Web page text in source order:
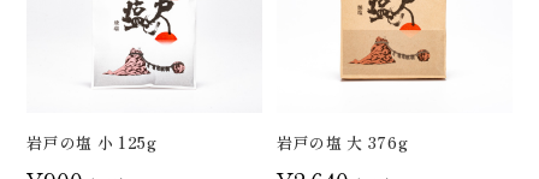
岩戸の塩 小 125g 岩戸の塩 大 376g